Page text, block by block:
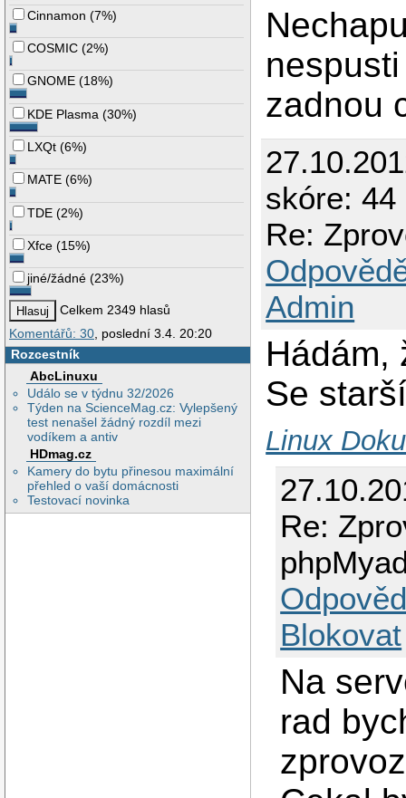
Cinnamon (7%)
COSMIC (2%)
GNOME (18%)
KDE Plasma (30%)
LXQt (6%)
MATE (6%)
TDE (2%)
Xfce (15%)
jiné/žádné (23%)
Celkem 2349 hlasů
Komentářů: 30 , poslední 3.4. 20:20
Rozcestník
AbcLinuxu
Událo se v týdnu 32/2026
Týden na ScienceMag.cz: Vylepšený
test nenašel žádný rozdíl mezi
vodíkem a antiv
HDmag.cz
Kamery do bytu přinesou maximální
přehled o vaší domácnosti
Testovací novinka
zadnou
skóre:
Re:
Admin
Hádám,
Se
Linux
Re:
Blokovat
Na
rad